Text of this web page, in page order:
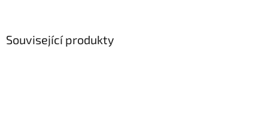
Související produkty